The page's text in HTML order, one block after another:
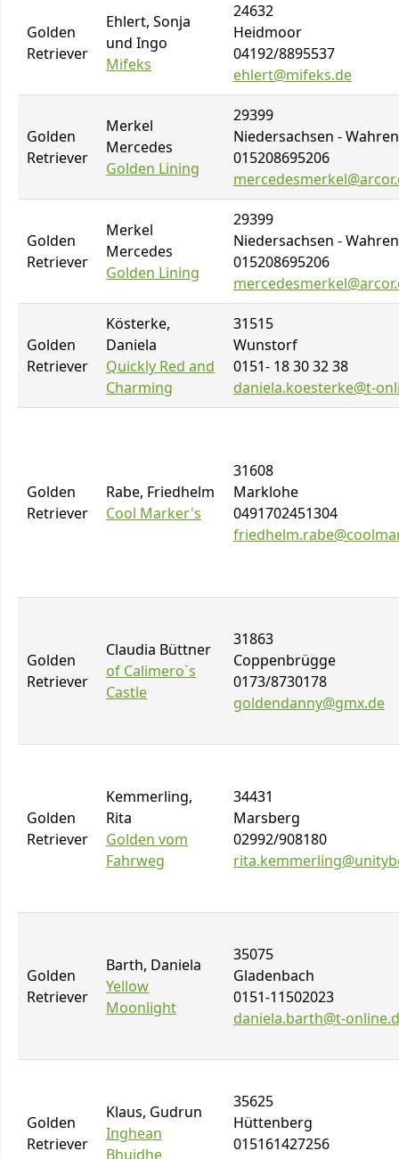
Golden
Retriever
Ehlert, Sonja
und Ingo
Mifeks
24632
Heidmoor
04192/8895537
ehlert@mifeks.de
Golden
Retriever
Merkel
Mercedes
Golden Lining
29399
Niedersachsen -
015208695206
Golden
Retriever
Merkel
Mercedes
Golden Lining
29399
Niedersachsen -
015208695206
Golden
Retriever
Kösterke,
Daniela
Quickly Red and
Charming
31515
Wunstorf
0151- 18 30 32 38
daniela.koesterke@t-
Golden
Retriever
Rabe, Friedhelm
Cool Marker's
31608
Marklohe
0491702451304
Golden
Retriever
Claudia Büttner
of Calimero`s
Castle
31863
Coppenbrügge
0173/8730178
goldendanny@gmx.de
Golden
Retriever
Kemmerling,
Rita
Golden vom
Fahrweg
34431
Marsberg
02992/908180
Golden
Retriever
Barth, Daniela
Yellow
Moonlight
35075
Gladenbach
0151-11502023
daniela.barth@t-
Golden
Retriever
Klaus, Gudrun
Inghean
Bhuidhe
35625
Hüttenberg
015161427256